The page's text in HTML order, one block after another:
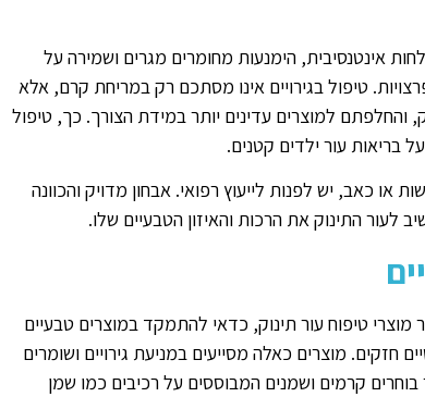
אינטנסיבית, הימנעות מחומרים מגרים ושמירה על
טיפול בגירויים אינו מסתכם רק במריחת קרם, אלא
למוצרים עדינים יותר במידת הצורך. כך, טיפול
בריאות עור ילדים קטנים.
כאב, יש לפנות לייעוץ רפואי. אבחון מדויק והכוונה
לעור התינוק את הרכות והאיזון הטבעיים שלו.
מוצרי טיפוח עור תינוק, כדאי להתמקד במוצרים טבעיים
חזקים. מוצרים כאלה מסייעים במניעת גירויים ושומרים
קרמים ושמנים המבוססים על רכיבים כמו שמן